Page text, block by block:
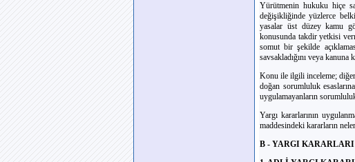
Yürütmenin hukuku hiçe
değişikliğinde yüzlerce
yasalar üst düzey kamu
konusunda takdir yetkisi
somut bir şekilde
savsakladığını veya kanuna
Konu ile ilgili inceleme;
doğan sorumluluk
uygulamayanların
Yargı kararlarının
maddesindeki kararların
B - YARGI KARARLARI